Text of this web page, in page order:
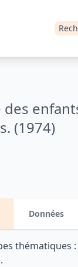
(1974)
Données
thématiques